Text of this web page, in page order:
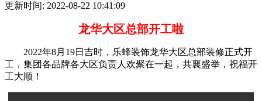
更新时间: 2022-08-22 10:41:09
龙华大区总部开工啦
2022年8月19日吉时，乐蜂装饰龙华大区总部装修正式开
工，集团各品牌各大区负责人欢聚在一起，共襄盛举，祝福开
工大顺！